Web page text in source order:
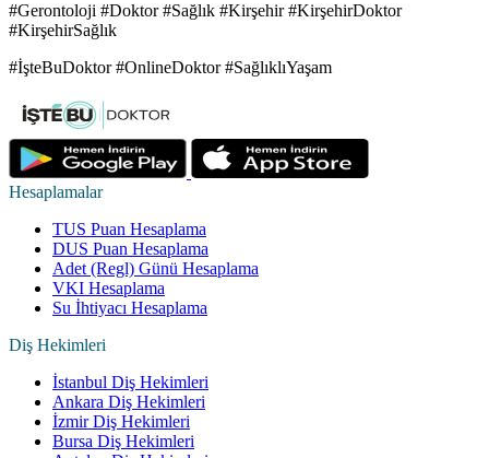
#Gerontoloji #Doktor #Sağlık #Kirşehir #KirşehirDoktor
#KirşehirSağlık
#İşteBuDoktor #OnlineDoktor #SağlıklıYaşam
Hesaplamalar
TUS Puan Hesaplama
DUS Puan Hesaplama
Adet (Regl) Günü Hesaplama
VKI Hesaplama
Su İhtiyacı Hesaplama
Diş Hekimleri
İstanbul Diş Hekimleri
Ankara Diş Hekimleri
İzmir Diş Hekimleri
Bursa Diş Hekimleri